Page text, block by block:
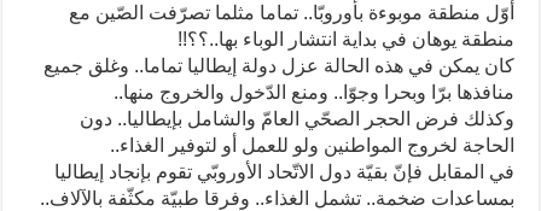
أوّل منطقة موبوءة بأوروبّا.. تماما مثلما تصرّفت الصّين مع
منطقة يوهان في بداية انتشار الوباء بها..؟؟!!
كان يمكن في هذه الحالة عزل دولة إيطاليا تماما.. وغلق جميع
منافذها برّا وبحرا وجوّا.. ومنع الدّخول والخروج منها..
وكذلك فرض الحجر الصحّي العامّ والشامل بإيطاليا.. دون
الحاجة لخروج المواطنين ولو للعمل أو لتوفير الغذاء..
في المقابل فإنّ بقيّة دول الاتّحاد الأوروبّي تقوم بإنجاد إيطاليا
بمساعدات ضخمة.. تشمل الغذاء.. وفرقا طبيّة مكثّفة بالآلاف..